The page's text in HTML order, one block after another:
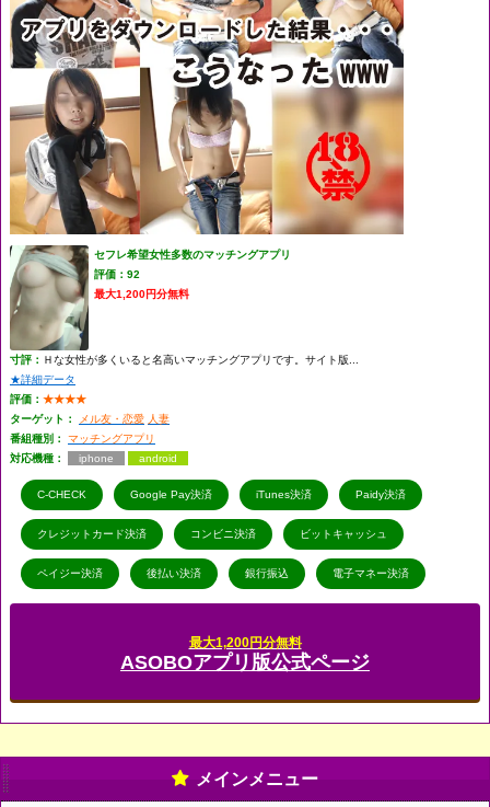
セフレ希望女性多数のマッチングアプリ
評価：92
最大1,200円分無料
寸評： Ｈな女性が多くいると名高いマッチングアプリです。サイト版...
★詳細データ
評価： ★★★★
ターゲット：
メル友・恋愛 人妻
番組種別：
マッチングアプリ
対応機種：
iphone android
C-CHECK Google Pay決済 iTunes決済 Paidy決済
クレジットカード決済 コンビニ決済 ビットキャッシュ
ペイジー決済 後払い決済 銀行振込 電子マネー決済
最大1,200円分無料
ASOBOアプリ版公式ページ
メインメニュー